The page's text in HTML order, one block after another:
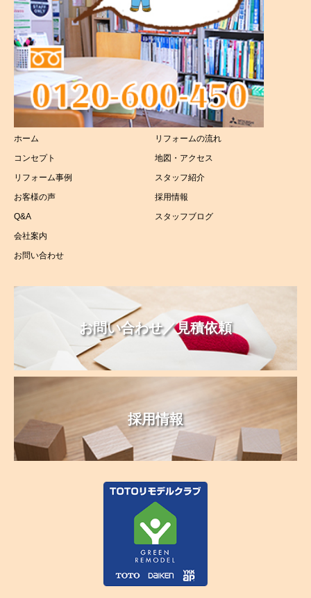
ホーム
コンセプト
リフォーム事例
お客様の声
Q&A
会社案内
お問い合わせ
リフォームの流れ
地図・アクセス
スタッフ紹介
採用情報
スタッフブログ
お問い合わせ／見積依頼
採用情報